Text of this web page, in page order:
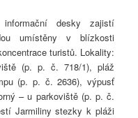
desky zajistí
umístěny v blízkosti
turistů. Lokality:
(p. p. č. 718/1), pláž
(p. p. č. 2636), výpusť
– u parkoviště (p. p. č.
Jarmiliny stezky k pláži